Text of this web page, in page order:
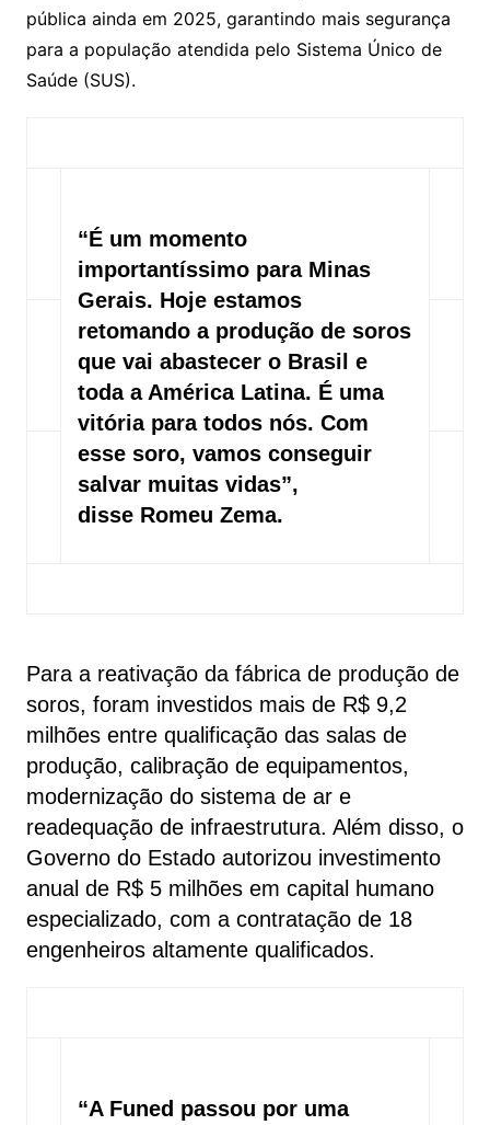
pública ainda em 2025, garantindo mais segurança
para a população atendida pelo Sistema Único de
Saúde (SUS).
“É um momento
importantíssimo para Minas
Gerais. Hoje estamos
retomando a produção de soros
que vai abastecer o Brasil e
toda a América Latina. É uma
vitória para todos nós. Com
esse soro, vamos conseguir
salvar muitas vidas”,
disse Romeu Zema.
Para a reativação da fábrica de produção de
soros, foram investidos mais de R$ 9,2
milhões entre qualificação das salas de
produção, calibração de equipamentos,
modernização do sistema de ar e
readequação de infraestrutura. Além disso, o
Governo do Estado autorizou investimento
anual de R$ 5 milhões em capital humano
especializado, com a contratação de 18
engenheiros altamente qualificados.
“A Funed passou por uma